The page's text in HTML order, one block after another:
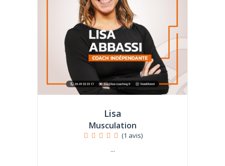
Lisa
Musculation
(1 avis)
...